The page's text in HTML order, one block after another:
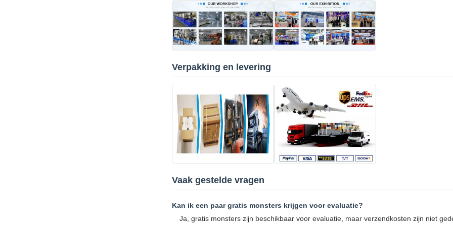
Verpakking en levering
Vaak gestelde vragen
Kan ik een paar gratis monsters krijgen voor evaluatie?
Ja, gratis monsters zijn beschikbaar voor evaluatie, maar verzendkosten zijn niet